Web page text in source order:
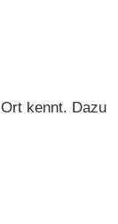
kennt. Dazu